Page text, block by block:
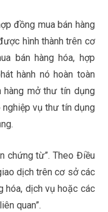
đồng mua bán hàng
hình thành trên cơ
bán hàng hóa, hợp
hành nó hoàn toàn
mở thư tín dụng
nghiệp vụ thư tín dụng
chứng từ”. Theo Điều
dịch trên cơ sở các
hóa, dịch vụ hoặc các
quan”.